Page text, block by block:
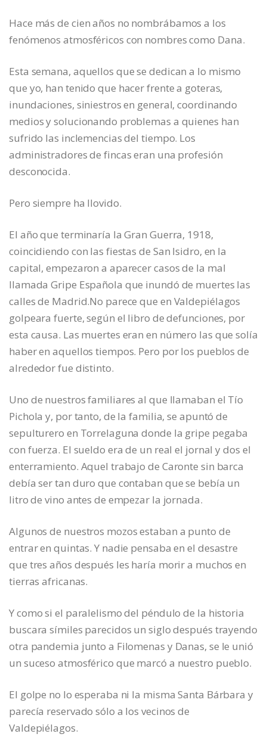
Hace más de cien años no nombrábamos a los
fenómenos atmosféricos con nombres como Dana.
Esta semana, aquellos que se dedican a lo mismo
que yo, han tenido que hacer frente a goteras,
inundaciones, siniestros en general, coordinando
medios y solucionando problemas a quienes han
sufrido las inclemencias del tiempo. Los
administradores de fincas eran una profesión
desconocida.
Pero siempre ha llovido.
El año que terminaría la Gran Guerra, 1918,
coincidiendo con las fiestas de San Isidro, en la
capital, empezaron a aparecer casos de la mal
llamada Gripe Española que inundó de muertes las
calles de Madrid.No parece que en Valdepiélagos
golpeara fuerte, según el libro de defunciones, por
esta causa. Las muertes eran en número las que solía
haber en aquellos tiempos. Pero por los pueblos de
alrededor fue distinto.
Uno de nuestros familiares al que llamaban el Tío
Pichola y, por tanto, de la familia, se apuntó de
sepulturero en Torrelaguna donde la gripe pegaba
con fuerza. El sueldo era de un real el jornal y dos el
enterramiento. Aquel trabajo de Caronte sin barca
debía ser tan duro que contaban que se bebía un
litro de vino antes de empezar la jornada.
Algunos de nuestros mozos estaban a punto de
entrar en quintas. Y nadie pensaba en el desastre
que tres años después les haría morir a muchos en
tierras africanas.
Y como si el paralelismo del péndulo de la historia
buscara símiles parecidos un siglo después trayendo
otra pandemia junto a Filomenas y Danas, se le unió
un suceso atmosférico que marcó a nuestro pueblo.
El golpe no lo esperaba ni la misma Santa Bárbara y
parecía reservado sólo a los vecinos de
Valdepiélagos.